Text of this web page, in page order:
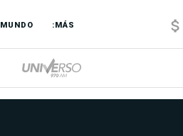
MUNDO :MÁS